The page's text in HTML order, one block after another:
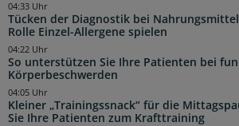
Tücken der Diagnostik bei
Rolle Einzel-Allergene spielen
04:33 Uhr
So unterstützen Sie Ihre Patienten bei
Körperbeschwerden
04:22 Uhr
Kleiner „Trainingssnack“ für die
Sie Ihre Patienten zum Krafttraining
04:05 Uhr